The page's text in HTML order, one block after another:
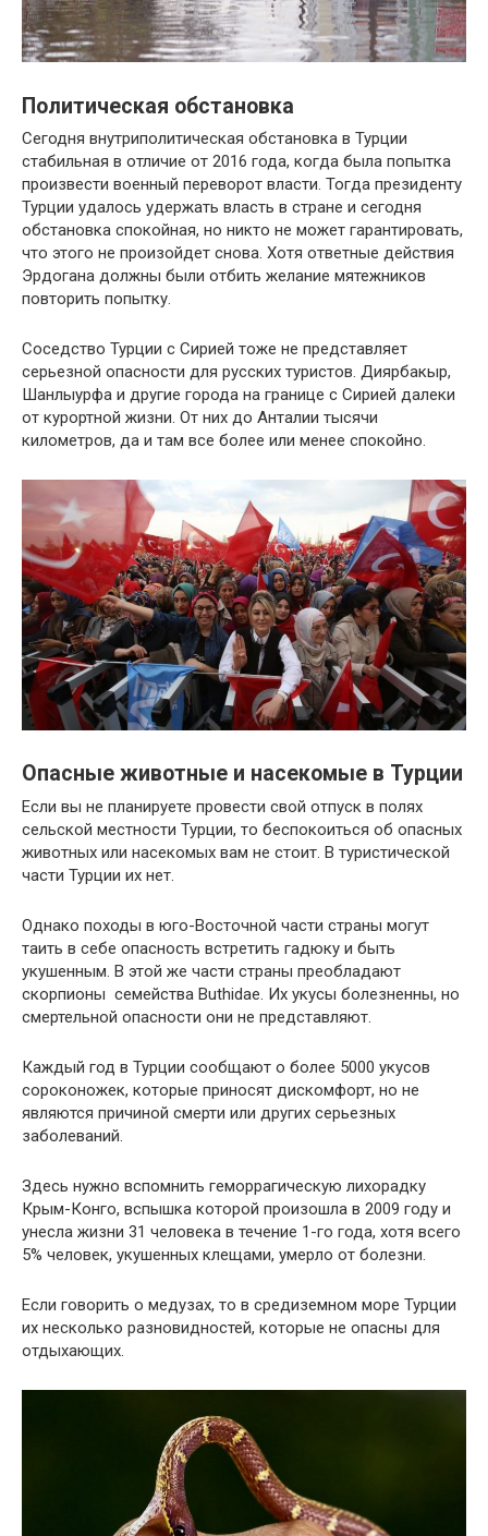
Политическая обстановка
Сегодня внутриполитическая обстановка в Турции
стабильная в отличие от 2016 года, когда была попытка
произвести военный переворот власти. Тогда президенту
Турции удалось удержать власть в стране и сегодня
обстановка спокойная, но никто не может гарантировать,
что этого не произойдет снова. Хотя ответные действия
Эрдогана должны были отбить желание мятежников
повторить попытку.
Соседство Турции с Сирией тоже не представляет
серьезной опасности для русских туристов. Диярбакыр,
Шанлыурфа и другие города на границе с Сирией далеки
от курортной жизни. От них до Анталии тысячи
километров, да и там все более или менее спокойно.
Опасные животные и насекомые в Турции
Если вы не планируете провести свой отпуск в полях
сельской местности Турции, то беспокоиться об опасных
животных или насекомых вам не стоит. В туристической
части Турции их нет.
Однако походы в юго-Восточной части страны могут
таить в себе опасность встретить гадюку и быть
укушенным. В этой же части страны преобладают
скорпионы семейства Buthidae. Их укусы болезненны, но
смертельной опасности они не представляют.
Каждый год в Турции сообщают о более 5000 укусов
сороконожек, которые приносят дискомфорт, но не
являются причиной смерти или других серьезных
заболеваний.
Здесь нужно вспомнить геморрагическую лихорадку
Крым-Конго, вспышка которой произошла в 2009 году и
унесла жизни 31 человека в течение 1-го года, хотя всего
5% человек, укушенных клещами, умерло от болезни.
Если говорить о медузах, то в средиземном море Турции
их несколько разновидностей, которые не опасны для
отдыхающих.